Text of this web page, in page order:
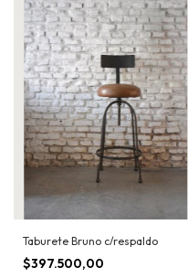
Taburete Bruno c/respaldo
$397.500,00